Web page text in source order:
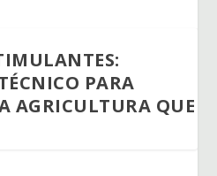
PARA
AGRICULTURA QUE